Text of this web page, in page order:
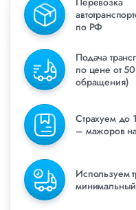
по РФ
Подача
по цене от
обращения)
Страхуем до
– мажоров
Используем